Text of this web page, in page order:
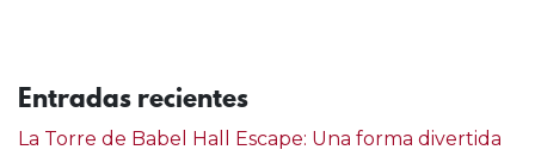
Entradas recientes
La Torre de Babel Hall Escape: Una forma divertida